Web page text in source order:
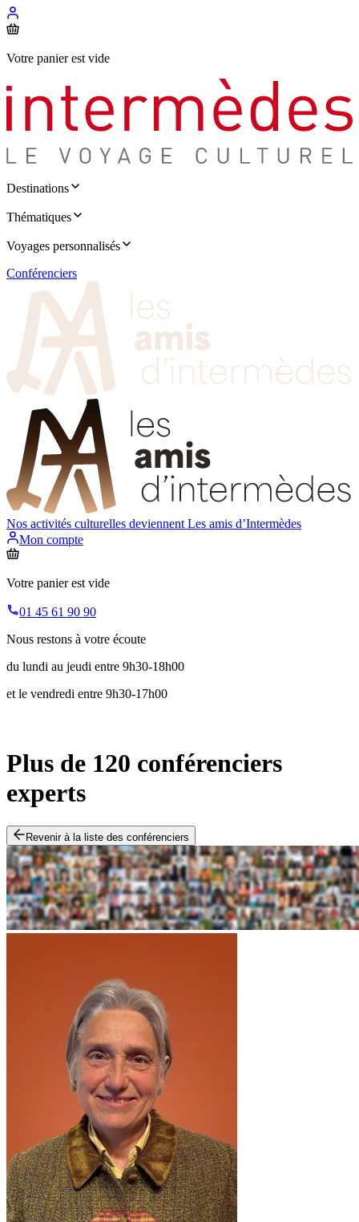
Votre panier est vide
Destinations
Thématiques
Voyages personnalisés
Conférenciers
Nos activités culturelles deviennent Les amis d’Intermèdes
Mon compte
Votre panier est vide
01 45 61 90 90
Nous restons à votre écoute
du lundi au jeudi entre 9h30-18h00
et le vendredi entre 9h30-17h00
Plus de 120 conférenciers
experts
Revenir à la liste des conférenciers